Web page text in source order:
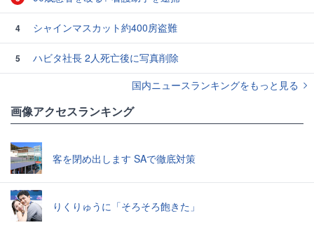
4 シャインマスカット約400房盗難
5
ハビタ社長 2人死亡後に写真削除
国内ニュースランキングをもっと見る
画像アクセスランキング
客を閉め出します SAで徹底対策
りくりゅうに「そろそろ飽きた」